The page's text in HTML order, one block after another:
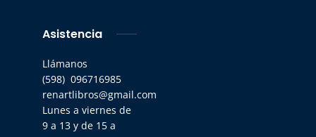
Asistencia
Llámanos
(598) 096716985
renartlibros@gmail.com
Lunes a viernes de
9 a 13 y de 15 a